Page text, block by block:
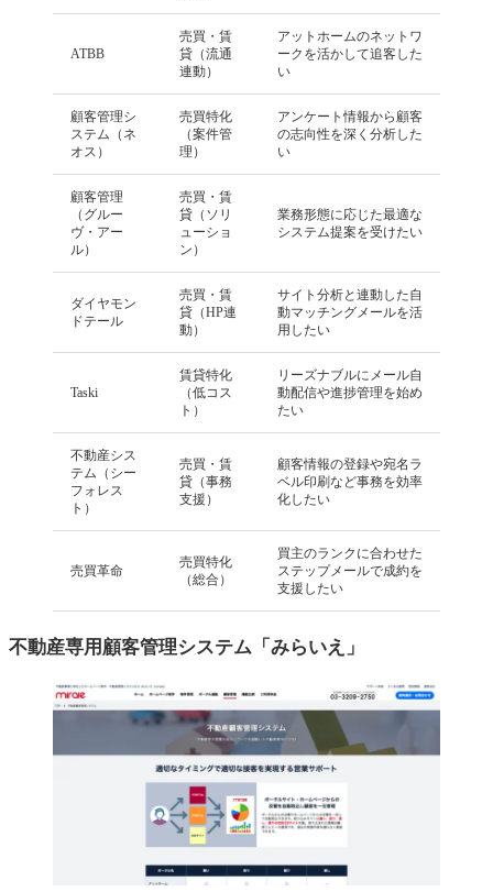
ATBB
売買・賃
貸（流通
連動）
アットホームのネットワ
ークを活かして追客した
い
顧客管理シ
ステム（ネ
オス）
売買特化
（案件管
理）
アンケート情報から顧客
の志向性を深く分析した
い
顧客管理
（グルー
ヴ・アー
ル）
売買・賃
貸（ソリ
ューショ
ン）
業務形態に応じた最適な
システム提案を受けたい
ダイヤモン
ドテール
売買・賃
貸（HP連
動）
サイト分析と連動した自
動マッチングメールを活
用したい
Taski
賃貸特化
（低コス
ト）
リーズナブルにメール自
動配信や進捗管理を始め
たい
不動産シス
テム（シー
フォレス
ト）
売買・賃
貸（事務
支援）
顧客情報の登録や宛名ラ
ベル印刷など事務を効率
化したい
売買革命
売買特化
（総合）
買主のランクに合わせた
ステップメールで成約を
支援したい
不動産専用顧客管理システム「みらいえ」